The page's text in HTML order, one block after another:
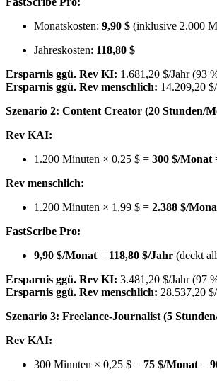
Monatskosten: 9,90 $ (inklusive 2.000
Jahreskosten: 118,80 $
Ersparnis ggü. Rev KI: 1.681,20 $/Jahr (93
Ersparnis ggü. Rev menschlich: 14.209,20
Szenario 2: Content Creator (20 Stunden/
Rev KAI:
1.200 Minuten × 0,25 $ = 300 $/Monat
Rev menschlich:
1.200 Minuten × 1,99 $ = 2.388 $/
FastScribe Pro:
9,90 $/Monat = 118,80 $/Jahr (deckt
Ersparnis ggü. Rev KI: 3.481,20 $/Jahr (97
Ersparnis ggü. Rev menschlich: 28.537,20
Szenario 3: Freelance-Journalist (5
Rev KAI:
300 Minuten × 0,25 $ = 75 $/Monat =